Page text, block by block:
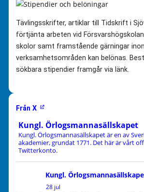
Tävlingsskrifter, artiklar till Tidskrift i
förtjänta arbeten vid
skolor samt framstående gärningar
verksamhetsområden kan belönas.
sökbara stipendier framgår via länk.
Från X
Kungl. Örlogsmannasällskapet
Kungl. Örlogsmannasällskapet är en av
akademier, grundat 1771. Det här är vårt
Twitterkonto.
Kungl.
28 jul